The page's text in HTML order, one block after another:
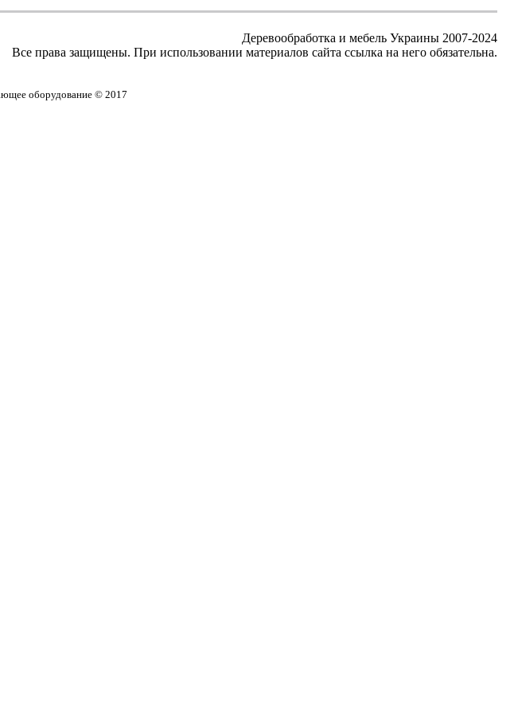
Деревообработка и мебель Украины 2007-2024
Все права защищены. При использовании материалов сайта ссылка на него обязательна.
оборудование © 2017